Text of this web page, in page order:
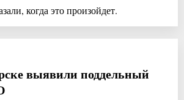
когда это произойдет.
выявили поддельный